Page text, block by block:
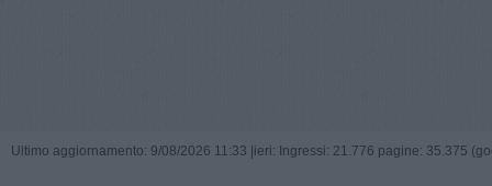
Ultimo aggiornamento: 9/08/2026 11:33 | ieri: Ingressi: 21.776 pagine: 35.375